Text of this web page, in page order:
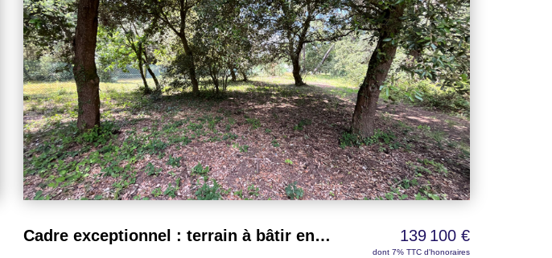
Cadre exceptionnel : terrain à bâtir entre forêt et océan 139 100 €
dont 7% TTC d'honoraires